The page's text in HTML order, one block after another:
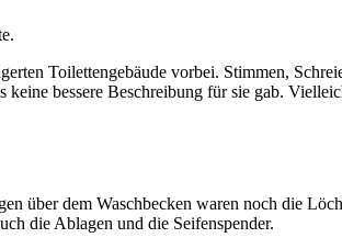
Toilettengebäude vorbei. Stimmen,
bessere Beschreibung für sie gab.
über dem Waschbecken waren noch die
die Ablagen und die Seifenspender.